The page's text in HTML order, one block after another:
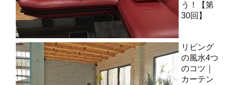
う！【第
30回】
リビング
の風水4つ
のコツ｜
カーテン